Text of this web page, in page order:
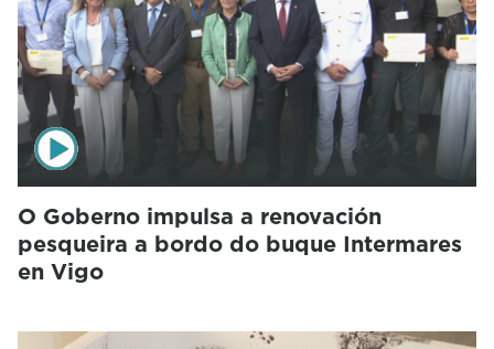
O Goberno impulsa a renovación
pesqueira a bordo do buque Intermares
en Vigo